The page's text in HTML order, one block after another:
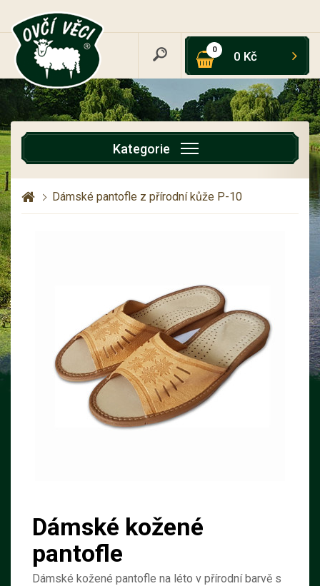
0 0 Kč
Kategorie
Dámské pantofle z přírodní kůže P-10
Dámské kožené
pantofle
Dámské kožené pantofle na léto v přírodní barvě s